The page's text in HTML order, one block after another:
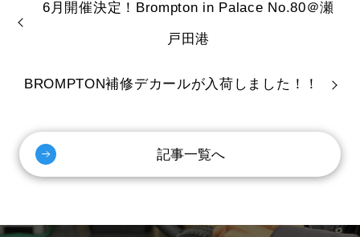
6月開催決定！Brompton in Palace No.80＠瀬
戸田港
BROMPTON補修デカールが入荷しました！！
記事一覧へ